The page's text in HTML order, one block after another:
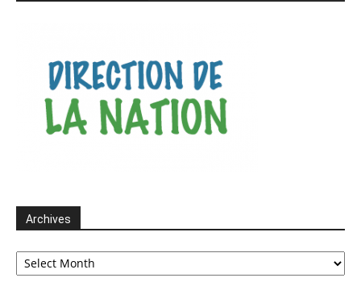
Archives
Archives